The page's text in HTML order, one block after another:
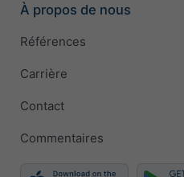
À propos de nous
Références
Carrière
Contact
Commentaires